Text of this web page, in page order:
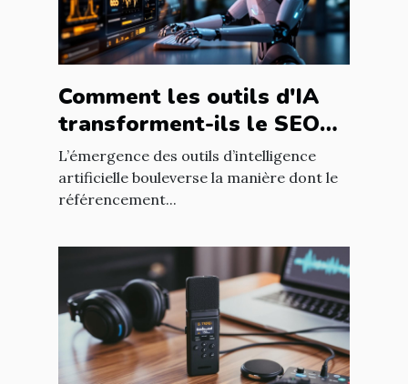
Comment les outils d'IA
transforment-ils le SEO
pour les blogs
professionnels ?
L’émergence des outils d’intelligence
artificielle bouleverse la manière dont le
référencement...